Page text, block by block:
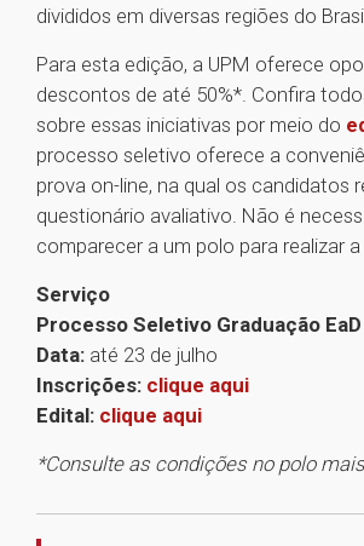
divididos em diversas regiões do
Para esta edição, a UPM oferece
descontos de até 50%*. Confira
sobre essas iniciativas por meio do
processo seletivo oferece a
prova on-line, na qual os candidatos
questionário avaliativo. Não é
comparecer a um polo para realizar
Serviço
Processo Seletivo Graduação
Data: até 23 de julho
Inscrições: clique aqui
Edital: clique aqui
*Consulte as condições no polo
1